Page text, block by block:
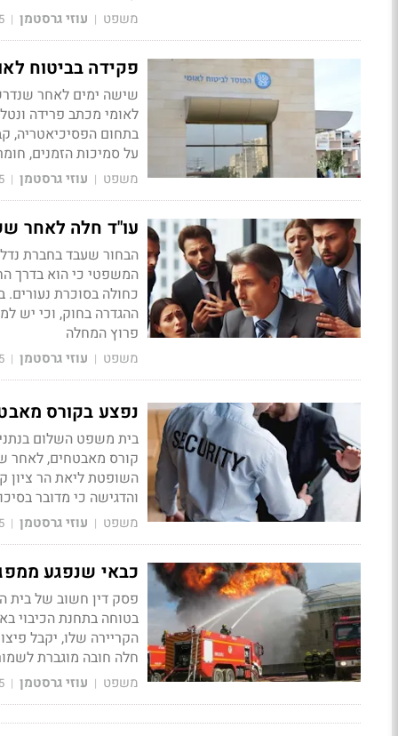
משפט | עוזי גרסטמן |
פקידה בביטוח
שישה ימים לאחר
בתחום הפסיכיאטריה,
על סמיכות הזמנים,
משפט | עוזי גרסטמן |
עו"ד חלה לאחר
הבחור שעבד בחברת
המשפטי כי הוא בדרך
כחולה בסוכרת
ההגדרה בחוק, וכי יש
פרוץ המחלה
משפט | עוזי גרסטמן |
נפצע בקורס
קורס מאבטחים, לאחר
השופטת ליאת הר ציון
והדגישה כי מדובר
משפט | עוזי גרסטמן |
כבאי שנפגע
פסק דין חשוב של בית
בטוחה בתחנת הכיבוי
חלה חובה מוגברת
משפט | עוזי גרסטמן |